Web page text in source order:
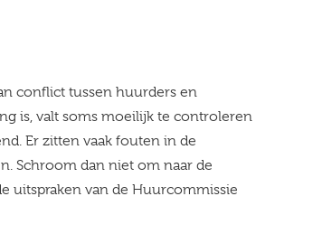
conflict tussen huurders en
is, valt soms moeilijk te controleren
Er zitten vaak fouten in de
Schroom dan niet om naar de
uitspraken van de Huurcommissie